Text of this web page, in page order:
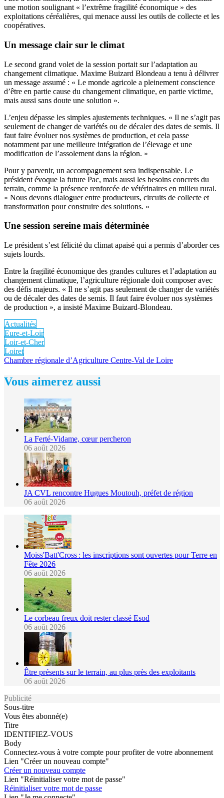
une motion soulignant « l’extrême fragilité économique » des
exploitations céréalières, qui menace aussi les outils de collecte et les
coopératives.
Un message clair sur le climat
Le second grand volet de la session portait sur l’adaptation au
changement climatique. Maxime Buizard Blondeau a tenu à délivrer
un message assumé : « Le monde agricole a pleinement conscience
d’être en partie cause du changement climatique, en partie victime,
mais aussi sans doute une solution ».
L’enjeu dépasse les simples ajustements techniques. « Il ne s’agit pas
seulement de changer de variétés ou de décaler des dates de semis. Il
faut faire évoluer nos systèmes de production, et cela passe
notamment par une meilleure intégration de l’élevage et une
modification de l’assolement dans la région. »
Pour y parvenir, un accompagnement sera indispensable. Le
président évoque la future Pac, mais aussi les besoins concrets du
terrain, comme la présence renforcée de vétérinaires en milieu rural.
« Nous devons dialoguer entre producteurs, circuits de collecte et
transformation pour construire des solutions. »
Une session sereine mais déterminée
Le président s’est félicité du climat apaisé qui a permis d’aborder ces
sujets lourds.
Entre la fragilité économique des grandes cultures et l’adaptation au
changement climatique, l’agriculture régionale doit composer avec
des défis majeurs. « Il ne s’agit pas seulement de changer de variétés
ou de décaler des dates de semis. Il faut faire évoluer nos systèmes
de production », a insisté Maxime Buizard-Blondeau.
Actualités
Eure-et-Loir
Loir-et-Cher
Loiret
Chambre régionale d’Agriculture Centre-Val de Loire
Vous aimerez aussi
La Ferté-Vidame, cœur percheron
06 août 2026
JA CVL rencontre Hugues Moutouh, préfet de région
06 août 2026
Moiss'Batt'Cross : les inscriptions sont ouvertes pour Terre en
Fête 2026
06 août 2026
Le corbeau freux doit rester classé Esod
06 août 2026
Être présents sur le terrain, au plus près des exploitants
06 août 2026
Publicité
Sous-titre
Vous êtes abonné(e)
Titre
IDENTIFIEZ-VOUS
Body
Connectez-vous à votre compte pour profiter de votre abonnement
Lien "Créer un nouveau compte"
Créer un nouveau compte
Lien "Réinitialiser votre mot de passe"
Réinitialiser votre mot de passe